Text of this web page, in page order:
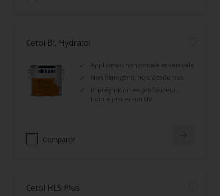
Cetol BL Hydratol
Application horizontale et verticale
Non filmogène, ne s'écaille pas
Imprégnation en profondeur,
bonne protection UV
Comparer
Cetol HLS Plus